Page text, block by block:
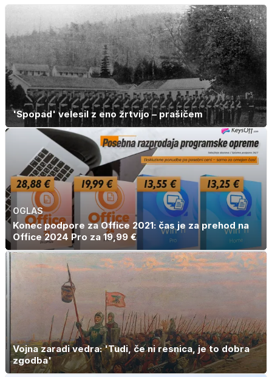
'Spopad' velesil z eno žrtvijo – prašičem
OGLAS
Konec podpore za Office 2021: čas je za prehod na
Office 2024 Pro za 19,99 €
Vojna zaradi vedra: 'Tudi, če ni resnica, je to dobra
zgodba'